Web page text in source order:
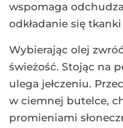
wspomaga
odkładanie się tkanki
Wybierając olej
świeżość. Stojąc na
ulega jełczeniu.
w ciemnej butelce,
promieniami